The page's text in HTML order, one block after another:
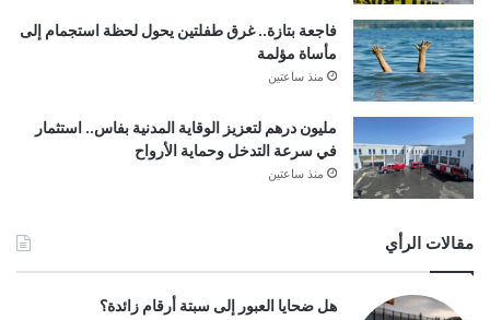
فاجعة بتازة.. غرق طفلتين يحول لحظة استجمام إلى
مأساة مؤلمة
منذ ساعتين
مليون درهم لتعزيز الوقاية المدنية بفاس.. استثمار
في سرعة التدخل وحماية الأرواح
منذ ساعتين
مقالات الرأي
هل ضحايا العبور إلى سبتة أرقام زائدة؟